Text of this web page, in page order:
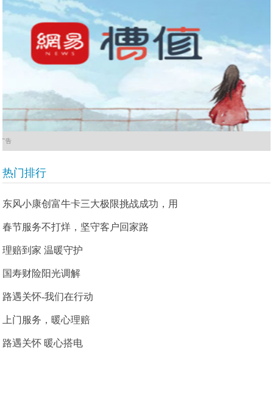
广告
热门排行
东风小康创富牛卡三大极限挑战成功，用
春节服务不打烊，坚守客户回家路
理赔到家 温暖守护
国寿财险阳光调解
路遇关怀-我们在行动
上门服务，暖心理赔
路遇关怀 暖心搭电